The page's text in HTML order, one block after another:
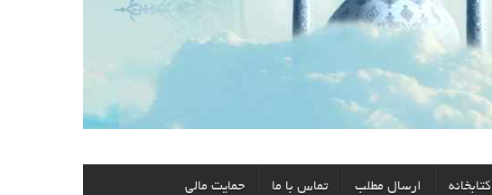
کتابخانه ارسال مطلب تماس با ما حمایت مالی